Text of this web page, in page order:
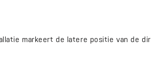
markeert de latere positie van de